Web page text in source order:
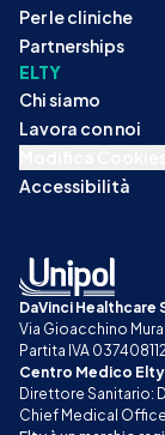
Per le cliniche
Partnerships
ELTY
Chi siamo
Lavora con noi
Accessibilità
DaVinci Healthcare
Via Gioacchino
Partita IVA
Centro Medico Elty
Direttore Sanitario:
Chief Medical